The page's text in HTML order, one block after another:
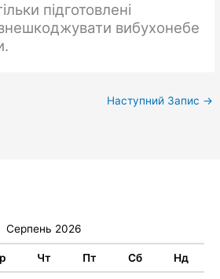
підготовлені
вибухонебе
Наступний Запис →
Серпень 2026
Чт Пт Сб Нд